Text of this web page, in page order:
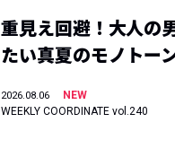
重見え回避！大人の
たい真夏のモノトー
2026.08.06
NEW
WEEKLY COORDINATE vol.240